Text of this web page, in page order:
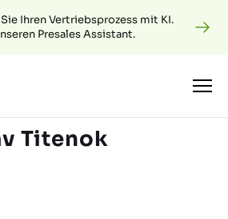
Ihren Vertriebsprozess mit KI.
Presales Assistant.
Titenok